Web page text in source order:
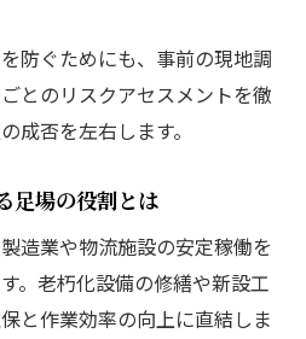
防ぐためにも、事前の現地調
とのリスクアセスメントを徹
成否を左右します。
足場の役割とは
造業や物流施設の安定稼働を
。老朽化設備の修繕や新設工
と作業効率の向上に直結しま